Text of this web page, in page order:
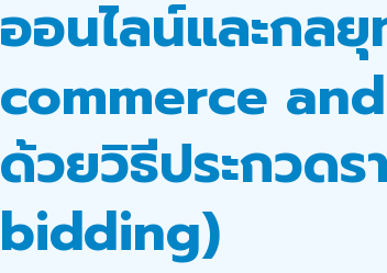
ออนไลน์และกล
commerce
ด้วยวิธีประกวด
bidding)